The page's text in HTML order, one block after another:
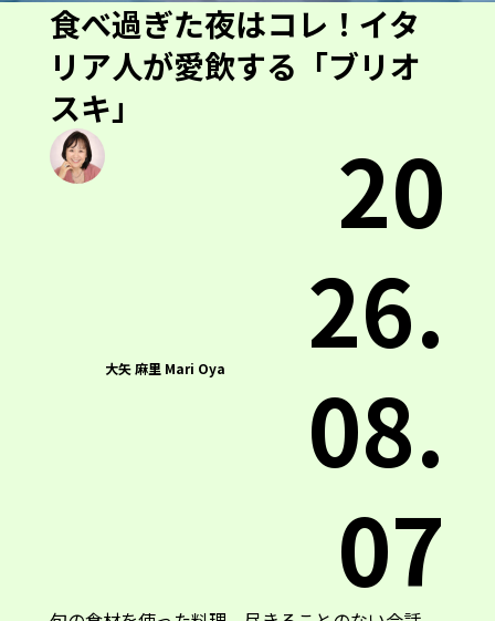
食べ過ぎた夜はコレ！イタ
リア人が愛飲する「ブリオ
スキ」
大矢 麻里 Mari Oya
20
26.
08.
07